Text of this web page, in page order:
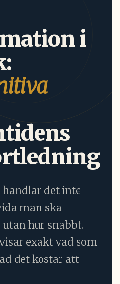
i
handlar det inte
man ska
hur snabbt.
exakt vad som
det kostar att